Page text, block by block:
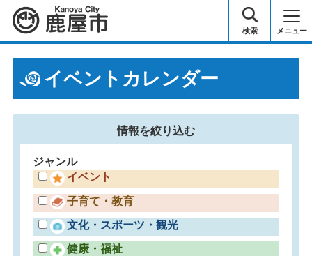
鹿屋市 検索 メニュー
イベントカレンダー
情報を絞り込む
ジャンル
イベント
子育て・教育
文化・スポーツ・観光
健康・福祉